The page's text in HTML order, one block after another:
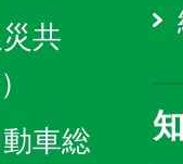
共
車総